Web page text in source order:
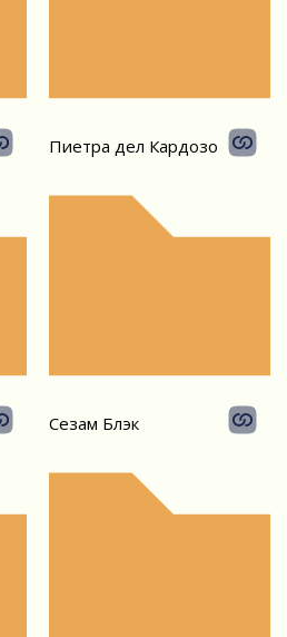
Пиетра дел Кардозо
Сезам Блэк